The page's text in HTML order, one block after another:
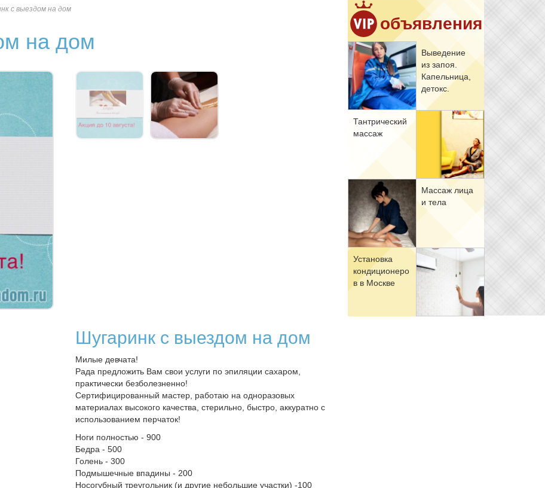
объявления
Вы­ве­де­ние
из за­поя.
Ка­пель­ни­ца,
де­токс.
Тан­три­че­ский
мас­саж
Мас­саж ли­ца
и те­ла
Уста­нов­ка
кон­ди­ци­о­не­ро
в в Москве
с выездом на дом
на дом
Шугаринк с выездом на дом
Милые девчата!
Рада предложить Вам свои услуги по эпиляции сахаром,
практически безболезненно!
Сертифицированный мастер, работаю на одноразовых
материалах высокого качества, стерильно, быстро, аккуратно с
использованием перчаток!
Ноги полностью - 900
Бедра - 500
Голень - 300
Подмышечные впадины - 200
Носогубный треугольник (и другие небольшие участки) -100